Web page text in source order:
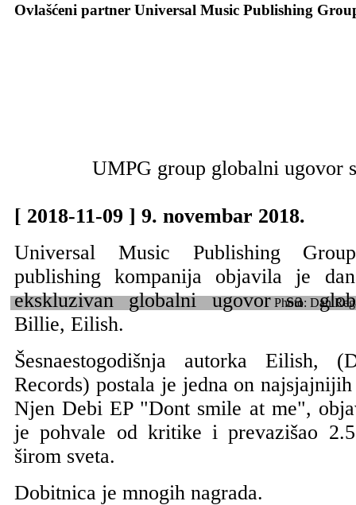
Ovlašćeni partner Universal Music Publishing
Photo: Dan
UMPG group globalni ugovor
[ 2018-11-09 ] 9. novembar 2018.
Universal Music Publishing
publishing kompanija objavila je
ekskluzivan globalni ugovor sa
Billie, Eilish.
Šesnaestogodišnja autorka Eilish,
Records) postala je jedna on
Njen Debi EP "Dont smile at me",
je pohvale od kritike i prevazišao
širom sveta.
Dobitnica je mnogih nagrada.